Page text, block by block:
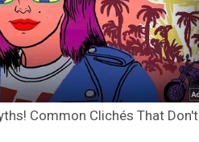
Common Clichés That Don't